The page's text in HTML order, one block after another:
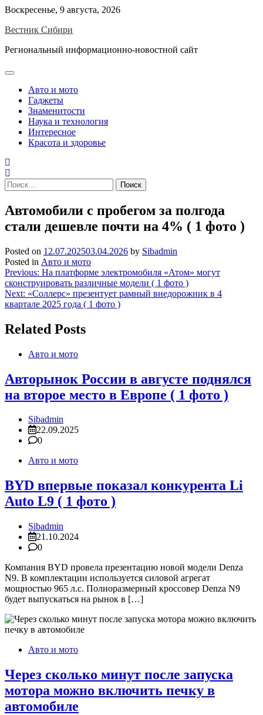
Skip
content
Воскресенье, 9 августа, 2026
Вестник Сибири
Региональный информационно-новостной сайт
Авто и мото
Гаджеты
Знаменитости
Наука и технология
Интересное
Красота и здоровье
Найти:
Автомобили с пробегом за полгода
стали дешевле почти на 4% ( 1 фото )
Posted on 12.07.202503.04.2026 by Sibadmin
Posted in Авто и мото
Навигация
по
записям
Previous: На платформе электромобиля «Атом» могут
сконструировать различные модели ( 1 фото )
Next: «Соллерс» презентует рамный внедорожник в 4
квартале 2025 года ( 1 фото )
Related Posts
Авто и мото
Авторынок России в августе поднялся
на второе место в Европе ( 1 фото )
Sibadmin
22.09.2025
0
Авто и мото
BYD впервые показал конкурента Li
Auto L9 ( 1 фото )
Sibadmin
21.10.2024
0
Компания BYD провела презентацию новой модели Denza
N9. В комплектации используется силовой агрегат
мощностью 965 л.с. Полноразмерный кроссовер Denza N9
будет выпускаться на рынок в […]
Авто и мото
Через сколько минут после запуска
мотора можно включить печку в
автомобиле